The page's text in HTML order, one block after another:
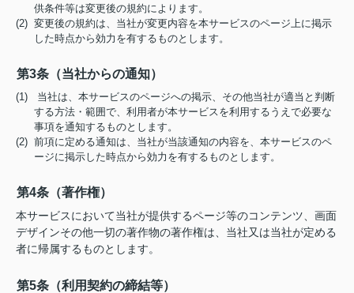
供条件等は変更後の規約によります。
(2) 変更後の規約は、当社が変更内容を本サービスのページ上に掲示
した時点から効力を有するものとします。
第3条（当社からの通知）
(1) 当社は、本サービスのページへの掲示、その他当社が適当と判断
する方法・範囲で、利用者が本サービスを利用するうえで必要な
事項を通知するものとします。
(2) 前項に定める通知は、当社が当該通知の内容を、本サービスのペ
ージに掲示した時点から効力を有するものとします。
第4条（著作権）
本サービスにおいて当社が提供するページ等のコンテンツ、画面
デザインその他一切の著作物の著作権は、当社又は当社が定める
者に帰属するものとします。
第5条（利用契約の締結等）